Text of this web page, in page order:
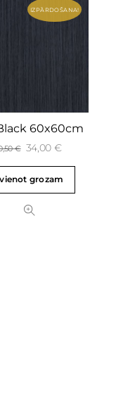
IZPĀRDOŠANA!
60x60cm
€ 34,00 €
grozam